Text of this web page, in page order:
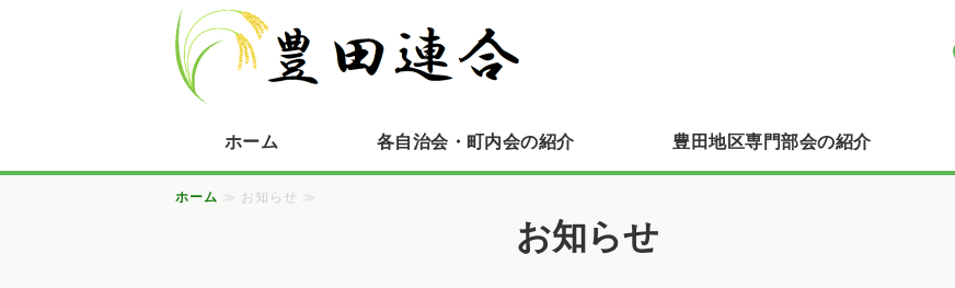
ホーム 各自治会・町内会の紹介 豊田地区専門部会の紹介
ホーム ≫ お知らせ ≫
お知らせ